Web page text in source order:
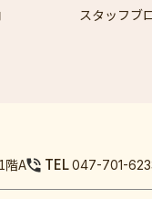
スタッフブ
階A TEL047-701-